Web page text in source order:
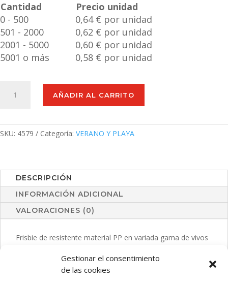
Gestionar el consentimiento
de las cookies
Cantidad
Precio unidad
0 - 500
0,64 € por unidad
501 - 2000
0,62 € por unidad
2001 - 5000
0,60 € por unidad
5001 o más
0,58 € por unidad
Girox
AÑADIR AL CARRITO
SKU: 4579 Categoría: VERANO Y PLAYA
DESCRIPCIÓN
INFORMACIÓN ADICIONAL
VALORACIONES (0)
Frisbie de resistente material PP en variada gama de vivos